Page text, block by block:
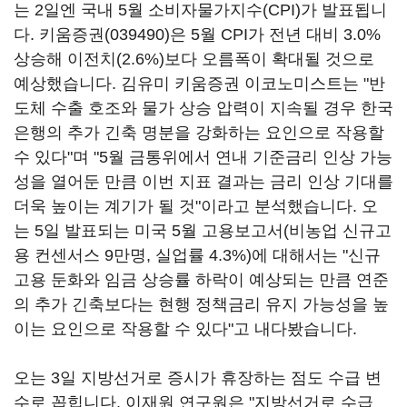
는 2일엔 국내 5월 소비자물가지수(CPI)가 발표됩니
다. 키움증권(039490)은 5월 CPI가 전년 대비 3.0%
상승해 이전치(2.6%)보다 오름폭이 확대될 것으로
예상했습니다. 김유미 키움증권 이코노미스트는 "반
도체 수출 호조와 물가 상승 압력이 지속될 경우 한국
은행의 추가 긴축 명분을 강화하는 요인으로 작용할
수 있다"며 "5월 금통위에서 연내 기준금리 인상 가능
성을 열어둔 만큼 이번 지표 결과는 금리 인상 기대를
더욱 높이는 계기가 될 것"이라고 분석했습니다. 오
는 5일 발표되는 미국 5월 고용보고서(비농업 신규고
용 컨센서스 9만명, 실업률 4.3%)에 대해서는 "신규
고용 둔화와 임금 상승률 하락이 예상되는 만큼 연준
의 추가 긴축보다는 현행 정책금리 유지 가능성을 높
이는 요인으로 작용할 수 있다"고 내다봤습니다.
오는 3일 지방선거로 증시가 휴장하는 점도 수급 변
수로 꼽힙니다. 이재원 연구원은 "지방선거로 수급